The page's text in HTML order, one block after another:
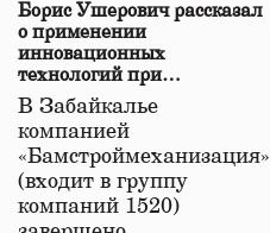
Борис Ушерович рассказал
о применении
инновационных
технологий при
строительстве нового моста
в Забайкалье
В Забайкалье
компанией
«Бамстроймеханизация»
(входит в группу
компаний 1520)